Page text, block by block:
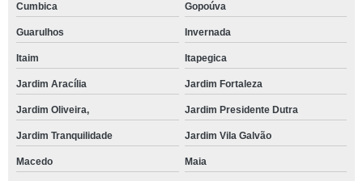
Cumbica Gopoúva
Guarulhos Invernada
Itaim Itapegica
Jardim Aracília Jardim Fortaleza
Jardim Oliveira, Jardim Presidente Dutra
Jardim Tranquilidade Jardim Vila Galvão
Macedo Maia